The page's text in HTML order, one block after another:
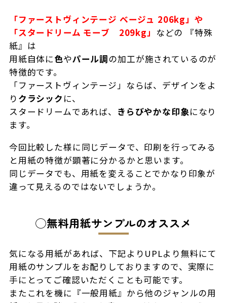
「ファーストヴィンテージ ベージュ 206kg」や
「スタードリーム モーブ 209kg」 などの 『特殊
紙』は
用紙自体に色やパール調の加工が施されているのが
特徴的です。
「ファーストヴィンテージ」ならば、デザインをよ
り クラシック に、
スタードリームであれば、 きらびやかな印象になり
ます。
今回比較した様に同じデータで、印刷を行ってみる
と用紙の特徴が顕著に分かるかと思います。
同じデータでも、用紙を変えることでかなり印象が
違って見えるのではないでしょうか。
◯無料用紙サンプルのオススメ
気になる用紙があれば、下記よりUPLより無料にて
用紙のサンプルをお配りしておりますので、実際に
手にとってご確認いただくことも可能です。
またこれを機に『一般用紙』から他のジャンルの用